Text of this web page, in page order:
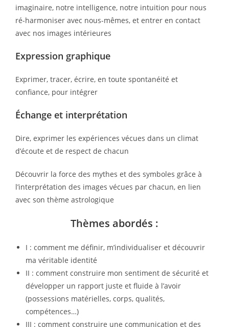
imaginaire, notre intelligence, notre intuition pour nous
ré-harmoniser avec nous-mêmes, et entrer en contact
avec nos images intérieures
Expression graphique
Exprimer, tracer, écrire, en toute spontanéité et
confiance, pour intégrer
Échange et interprétation
Dire, exprimer les expériences vécues dans un climat
d’écoute et de respect de chacun
Découvrir la force des mythes et des symboles grâce à
l’interprétation des images vécues par chacun, en lien
avec son thème astrologique
Thèmes abordés :
I : comment me définir, m’individualiser et découvrir
ma véritable identité
II : comment construire mon sentiment de sécurité et
développer un rapport juste et fluide à l’avoir
(possessions matérielles, corps, qualités,
compétences…)
III : comment construire une communication et des